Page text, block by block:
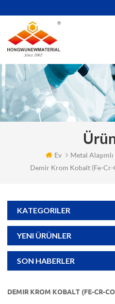
Ev
Metal
Demir Krom Kobalt (fe-Cr-
KATEGORILER
YENI ÜRÜNLER
SON HABERLER
DEMIR KROM KOBALT (FE-CR-